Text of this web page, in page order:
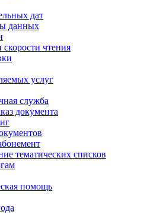
дат
данных
скорости чтения
услуг
служба
документа
тематических списков
помощь